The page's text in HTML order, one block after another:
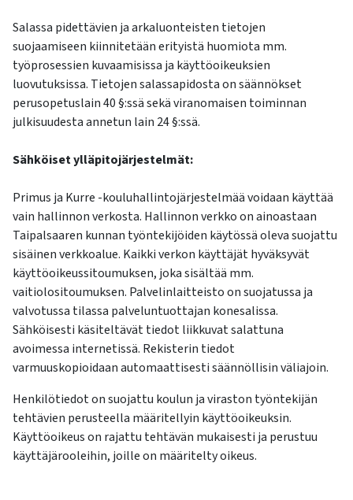
Salassa pidettävien ja arkaluonteisten tietojen
suojaamiseen kiinnitetään erityistä huomiota mm.
työprosessien kuvaamisissa ja käyttöoikeuksien
luovutuksissa. Tietojen salassapidosta on säännökset
perusopetuslain 40 §:ssä sekä viranomaisen toiminnan
julkisuudesta annetun lain 24 §:ssä.
Sähköiset ylläpitojärjestelmät:
Primus ja Kurre -kouluhallintojärjestelmää voidaan käyttää
vain hallinnon verkosta. Hallinnon verkko on ainoastaan
Taipalsaaren kunnan työntekijöiden käytössä oleva suojattu
sisäinen verkkoalue. Kaikki verkon käyttäjät hyväksyvät
käyttöoikeussitoumuksen, joka sisältää mm.
vaitiolositoumuksen. Palvelinlaitteisto on suojatussa ja
valvotussa tilassa palveluntuottajan konesalissa.
Sähköisesti käsiteltävät tiedot liikkuvat salattuna
avoimessa internetissä. Rekisterin tiedot
varmuuskopioidaan automaattisesti säännöllisin väliajoin.
Henkilötiedot on suojattu koulun ja viraston työntekijän
tehtävien perusteella määritellyin käyttöoikeuksin.
Käyttöoikeus on rajattu tehtävän mukaisesti ja perustuu
käyttäjärooleihin, joille on määritelty oikeus.